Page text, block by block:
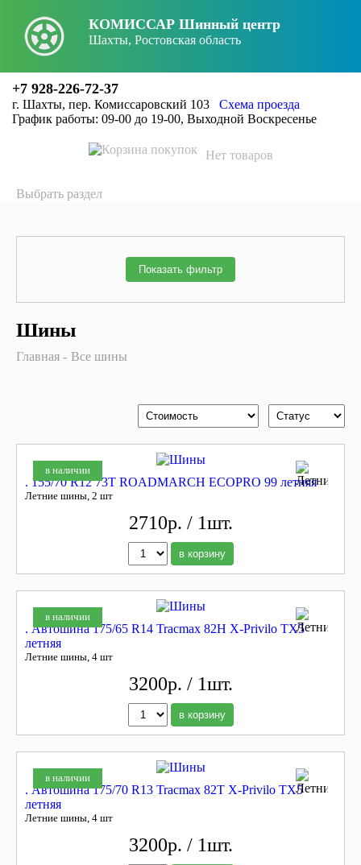
КОМИССАР Шинный центр
Шахты, Ростовская область
+7 928-226-72-37
г. Шахты, пер. Комиссаровский 103 Схема проезда
График работы: 09-00 до 19-00, Выходной Воскресенье
Нет товаров
Выбрать раздел
Показать фильтр
Шины
Главная Все шины
в наличии
. 155/70 R12 73T ROADMARCH ECOPRO 99 летняя
Летние шины, 2 шт
2710р. / 1шт.
в корзину
в наличии
. Автошина 175/65 R14 Tracmax 82H X-Privilo TX5
летняя
Летние шины, 4 шт
3200р. / 1шт.
в корзину
в наличии
. Автошина 175/70 R13 Tracmax 82T X-Privilo TX5
летняя
Летние шины, 4 шт
3200р. / 1шт.
Заголовок